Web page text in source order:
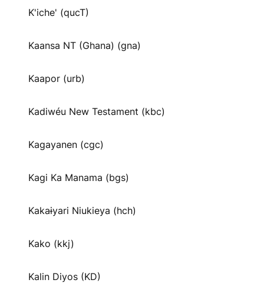
K'iche' (qucT)
Kaansa NT (Ghana) (gna)
Kaapor (urb)
Kadiwéu New Testament (kbc)
Kagayanen (cgc)
Kagi Ka Manama (bgs)
Kakaɨyari Niukieya (hch)
Kako (kkj)
Kalin Diyos (KD)